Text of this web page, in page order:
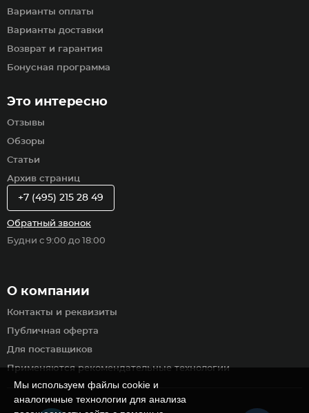
Варианты оплаты
Варианты доставки
Возврат и гарантия
Бонусная программа
Это интересно
Отзывы
Обзоры
Статьи
Архив страниц
О компании
Контакты и реквизиты
Публичная оферта
Для поставщиков
Применяются рекомендательные технологии
+7 (495) 215 28 49
Обратный звонок
Будни с 9:00 до 18:00
Мы используем файлы cookie и
аналогичные технологии для анализа